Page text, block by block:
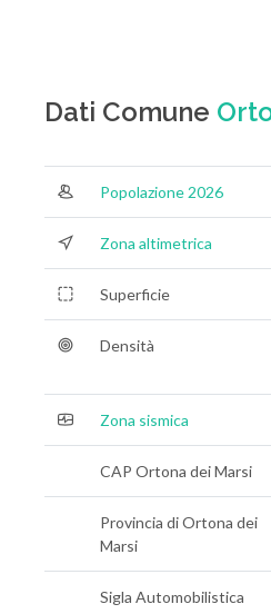
Dati Comune
Popolazione 2026
Zona altimetrica
Superficie
Densità
Zona sismica
CAP Ortona dei Marsi
Provincia di Ortona dei
Marsi
Sigla Automobilistica